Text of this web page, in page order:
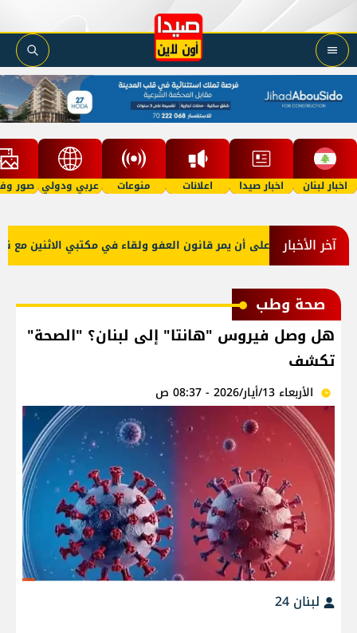
اخبار لبنان اخبار صيدا اعلانات منوعات عربي ودولي صور
آخر الأخبار
صعب: إصرار على أن يمر قانون العفو ولقاء في مكتبي الاثنين مع
صحة وطب
هل وصل فيروس "هانتا" إلى لبنان؟ "الصحة"
تكشف
الأربعاء 13/أيار/2026 - 08:37 ص
لبنان 24